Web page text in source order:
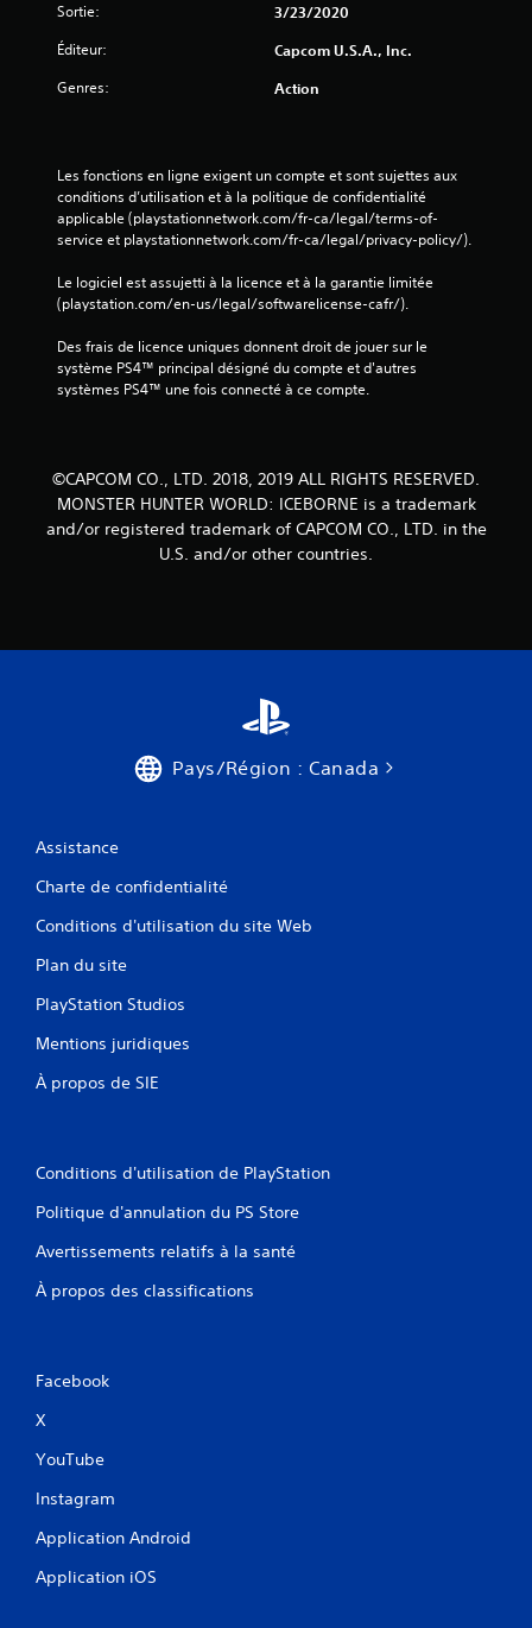
Sortie: 3/23/2020
Éditeur: Capcom U.S.A., Inc.
Genres: Action
Les fonctions en ligne exigent un compte et sont sujettes aux
conditions d’utilisation et à la politique de confidentialité
applicable (playstationnetwork.com/fr-ca/legal/terms-of-
service et playstationnetwork.com/fr-ca/legal/privacy-policy/).
Le logiciel est assujetti à la licence et à la garantie limitée
(playstation.com/en-us/legal/softwarelicense-cafr/).
Des frais de licence uniques donnent droit de jouer sur le
système PS4™ principal désigné du compte et d'autres
systèmes PS4™ une fois connecté à ce compte.
©CAPCOM CO., LTD. 2018, 2019 ALL RIGHTS RESERVED.
MONSTER HUNTER WORLD: ICEBORNE is a trademark
and/or registered trademark of CAPCOM CO., LTD. in the
U.S. and/or other countries.
Pays/Région : Canada
Assistance
Charte de confidentialité
Conditions d'utilisation du site Web
Plan du site
PlayStation Studios
Mentions juridiques
À propos de SIE
Conditions d'utilisation de PlayStation
Politique d'annulation du PS Store
Avertissements relatifs à la santé
À propos des classifications
Facebook
X
YouTube
Instagram
Application Android
Application iOS